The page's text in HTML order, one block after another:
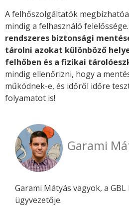
A felhőszolgáltatók
mindig a felhasználó felelőssége.
rendszeres biztonsági
tárolni azokat különböző
felhőben és a fizikai
mindig ellenőrizni, hogy a
működnek-e, és időről időre
folyamatot is!
Garami
Garami Mátyás vagyok, a GBL
ügyvezetője.